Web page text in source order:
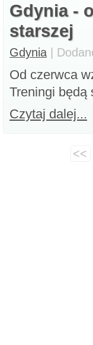
Gdynia -
starszej
Gdynia |
Od czerwca
Treningi będą
Czytaj dalej...
<<